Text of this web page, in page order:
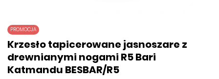
PROMOCJA
Krzesło tapicerowane jasnoszare z
drewnianymi nogami R5 Bari
Katmandu BESBAR/R5